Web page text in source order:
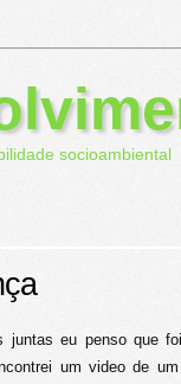
socioambiental
juntas eu penso que
um video de